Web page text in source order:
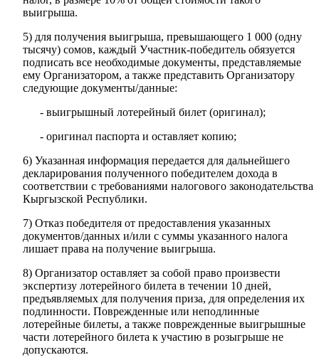
выигрыша.
5) для получения выигрыша, превышающего 1 000 (одну
тысячу) сомов, каждый Участник-победитель обязуется
подписать все необходимые документы, представляемые
ему Организатором, а также представить Организатору
следующие документы/данные:
- выигрышный лотерейный билет (оригинал);
- оригинал паспорта и оставляет копию;
6) Указанная информация передается для дальнейшего
декларирования полученного победителем дохода в
соответствии с требованиями налогового законодательства
Кыргызской Республики.
7) Отказ победителя от предоставления указанных
документов/данных и/или с суммы указанного налога
лишает права на получение выигрыша.
8) Организатор оставляет за собой право произвести
экспертизу лотерейного билета в течении 10 дней,
предъявляемых для получения приза, для определения их
подлинности. Поврежденные или неподлинные
лотерейные билеты, а также поврежденные выигрышные
части лотерейного билета к участию в розыгрыше не
допускаются.